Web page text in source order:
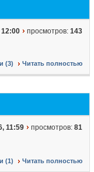
12:00 просмотров: 143
(3) Читать полностью
11:59 просмотров: 81
(1) Читать полностью